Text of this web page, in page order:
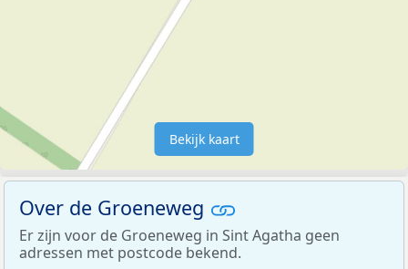
Bekijk kaart
Over de Groeneweg
Er zijn voor de Groeneweg in Sint Agatha geen
adressen met postcode bekend.